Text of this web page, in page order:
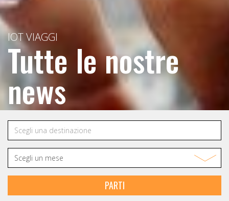
IOT VIAGGI
Tutte le nostre
news
PARTI